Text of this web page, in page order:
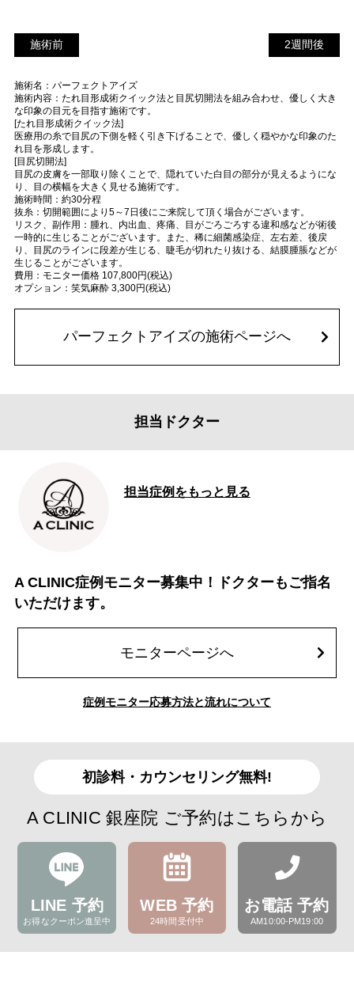
施術前 2週間後
施術名：パーフェクトアイズ
施術内容：たれ目形成術クイック法と目尻切開法を組み合わせ、優しく大き
な印象の目元を目指す施術です。
[たれ目形成術クイック法]
医療用の糸で目尻の下側を軽く引き下げることで、優しく穏やかな印象のた
れ目を形成します。
[目尻切開法]
目尻の皮膚を一部取り除くことで、隠れていた白目の部分が見えるようにな
り、目の横幅を大きく見せる施術です。
施術時間：約30分程
抜糸：切開範囲により5～7日後にご来院して頂く場合がございます。
リスク、副作用：腫れ、内出血、疼痛、目がごろごろする違和感などが術後
一時的に生じることがございます。また、稀に細菌感染症、左右差、後戻
り、目尻のラインに段差が生じる、睫毛が切れたり抜ける、結膜腫脹などが
生じることがございます。
費用：モニター価格 107,800円(税込)
オプション：笑気麻酔 3,300円(税込)
パーフェクトアイズの施術ページへ
担当ドクター
担当症例をもっと見る
A CLINIC症例モニター募集中！ドクターもご指名
いただけます。
モニターページへ
症例モニター応募方法と流れについて
初診料・カウンセリング無料!
A CLINIC 銀座院 ご予約はこちらから
LINE 予約
お得なクーポン進呈中
WEB 予約
24時間受付中
お電話 予約
AM10:00-PM19:00